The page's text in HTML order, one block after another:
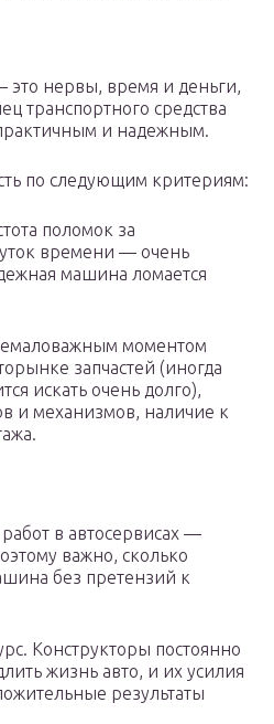
это нервы, время и деньги,
транспортного средства
и надежным.
по следующим критериям:
поломок за
времени — очень
машина ломается
моментом
запчастей (иногда
искать очень долго),
и механизмов, наличие к
в автосервисах —
важно, сколько
без претензий к
Конструкторы постоянно
жизнь авто, и их усилия
результаты